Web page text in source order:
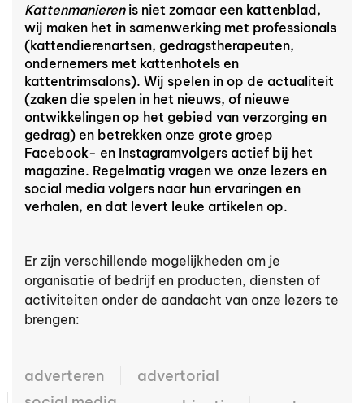
Kattenmanierenis niet zomaar een kattenblad,
wij maken het in samenwerking met professionals
(kattendierenartsen, gedragstherapeuten,
ondernemers met kattenhotels en
kattentrimsalons). Wij spelen in op de actualiteit
(zaken die spelen in het nieuws, of nieuwe
ontwikkelingen op het gebied van verzorging en
gedrag) en betrekken onze grote groep
Facebook- en Instagramvolgers actief bij het
magazine. Regelmatig vragen we onze lezers en
social media volgers naar hun ervaringen en
verhalen, en dat levert leuke artikelen op.
Er zijn verschillende mogelijkheden om je
organisatie of bedrijf en producten, diensten of
activiteiten onder de aandacht van onze lezers te
brengen:
adverteren
advertorial